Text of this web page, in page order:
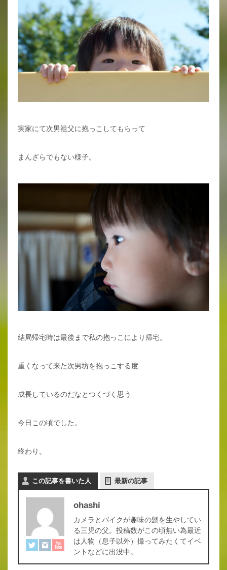
実家にて次男祖父に抱っこしてもらって
まんざらでもない様子。
結局帰宅時は最後まで私の抱っこにより帰宅。
重くなって来た次男坊を抱っこする度
成長しているのだなとつくづく思う
今日この頃でした。
終わり。
この記事を書いた人 最新の記事
ohashi
カメラとバイクが趣味の髭を生やしてい
る三児の父。投稿数がこの頃無い為最近
は人物（息子以外）撮ってみたくてイベ
ントなどに出没中。